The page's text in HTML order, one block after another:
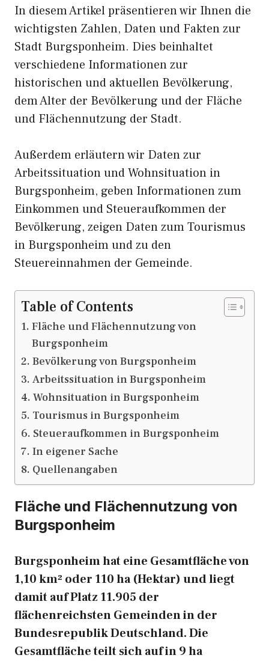
In diesem Artikel präsentieren wir Ihnen die
wichtigsten Zahlen, Daten und Fakten zur
Stadt Burgsponheim. Dies beinhaltet
verschiedene Informationen zur
historischen und aktuellen Bevölkerung,
dem Alter der Bevölkerung und der Fläche
und Flächennutzung der Stadt.
Außerdem erläutern wir Daten zur
Arbeitssituation und Wohnsituation in
Burgsponheim, geben Informationen zum
Einkommen und Steueraufkommen der
Bevölkerung, zeigen Daten zum Tourismus
in Burgsponheim und zu den
Steuereinnahmen der Gemeinde.
Table of Contents
Fläche und Flächennutzung von
Burgsponheim
Bevölkerung von Burgsponheim
Arbeitssituation in Burgsponheim
Wohnsituation in Burgsponheim
Tourismus in Burgsponheim
Steueraufkommen in Burgsponheim
In eigener Sache
Quellenangaben
Fläche und Flächennutzung von
Burgsponheim
Burgsponheim hat eine Gesamtfläche von
1,10 km² oder 110 ha (Hektar) und liegt
damit auf Platz 11.905 der
flächenreichsten Gemeinden in der
Bundesrepublik Deutschland. Die
Gesamtfläche teilt sich auf in 9 ha